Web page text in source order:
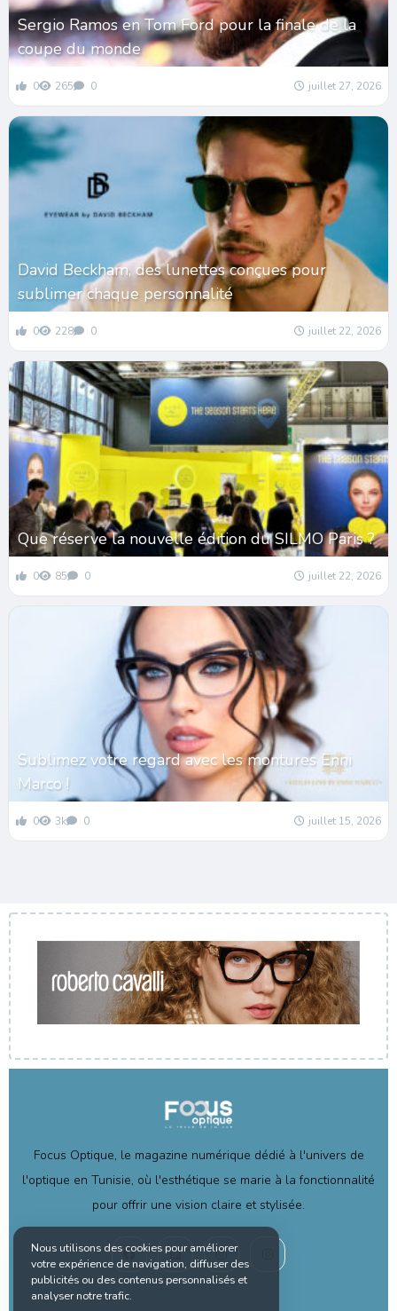
Sergio Ramos en Tom Ford pour la finale de la
coupe du monde
0 265 0 juillet 27, 2026
David Beckham, des lunettes conçues pour
sublimer chaque personnalité
0 228 0 juillet 22, 2026
Que réserve la nouvelle édition du SILMO Paris ?
0 85 0 juillet 22, 2026
Sublimez votre regard avec les montures Enni
Marco !
0 3k 0 juillet 15, 2026
Focus Optique, le magazine numérique dédié à l'univers de
l'optique en Tunisie, où l'esthétique se marie à la fonctionnalité
pour offrir une vision claire et stylisée.
Nous utilisons des cookies pour améliorer
votre expérience de navigation, diffuser des
publicités ou des contenus personnalisés et
analyser notre trafic.